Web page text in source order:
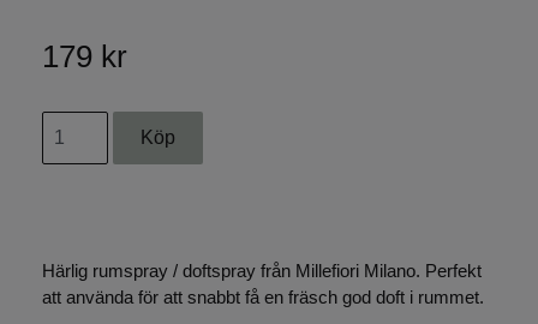
179 kr
Härlig rumspray / doftspray från Millefiori Milano. Perfekt
att använda för att snabbt få en fräsch god doft i rummet.